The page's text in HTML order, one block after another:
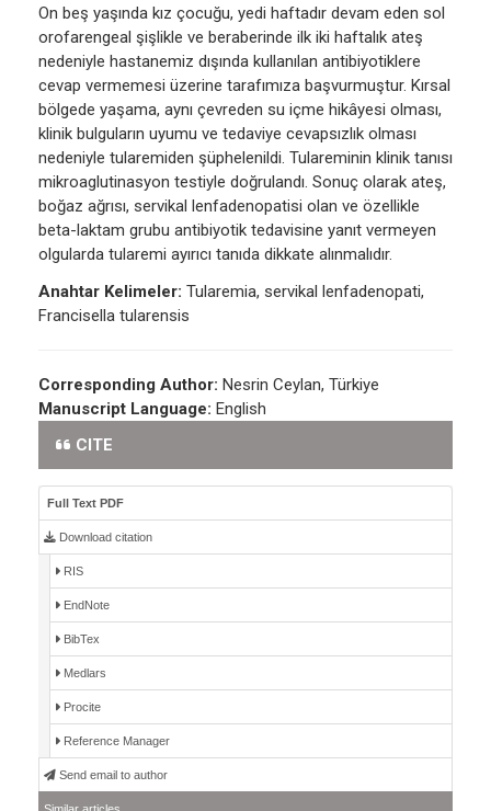
On beş yaşında kız çocuğu, yedi haftadır devam eden sol
orofarengeal şişlikle ve beraberinde ilk iki haftalık ateş
nedeniyle hastanemiz dışında kullanılan antibiyotiklere
cevap vermemesi üzerine tarafımıza başvurmuştur. Kırsal
bölgede yaşama, aynı çevreden su içme hikâyesi olması,
klinik bulguların uyumu ve tedaviye cevapsızlık olması
nedeniyle tularemiden şüphelenildi. Tulareminin klinik tanısı
mikroaglutinasyon testiyle doğrulandı. Sonuç olarak ateş,
boğaz ağrısı, servikal lenfadenopatisi olan ve özellikle
beta-laktam grubu antibiyotik tedavisine yanıt vermeyen
olgularda tularemi ayırıcı tanıda dikkate alınmalıdır.
Anahtar Kelimeler: Tularemia, servikal lenfadenopati,
Francisella tularensis
Corresponding Author: Nesrin Ceylan, Türkiye
Manuscript Language: English
CITE
Full Text PDF
Download citation
RIS
EndNote
BibTex
Medlars
Procite
Reference Manager
Send email to author